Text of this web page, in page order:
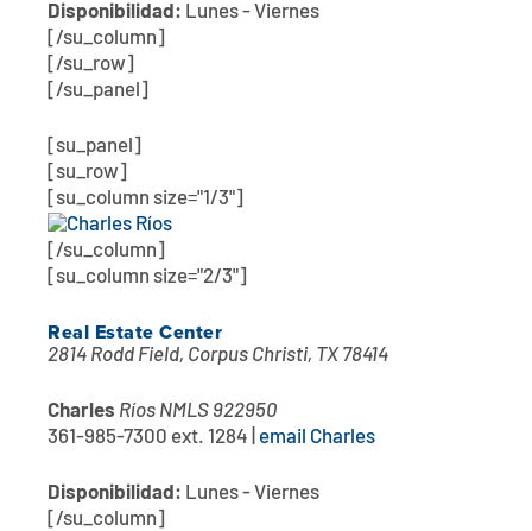
Disponibilidad: Lunes - Viernes
[/su_column]
[/su_row]
[/su_panel]
[su_panel]
[su_row]
[su_column size="1/3"]
[/su_column]
[su_column size="2/3"]
Real Estate Center
2814 Rodd Field, Corpus Christi, TX 78414
Charles Ríos NMLS 922950
361-985-7300 ext. 1284 | email Charles
Disponibilidad: Lunes - Viernes
[/su_column]